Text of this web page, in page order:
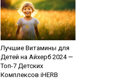
Лучшие Витамины для
Детей на Айхерб 2024 —
Топ-7 Детских
Комплексов iHERB